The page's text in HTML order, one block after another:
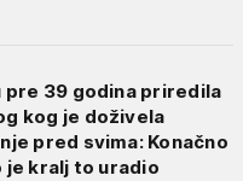
pre 39 godina priredila
kog je doživela
pred svima: Konačno
kralj to uradio